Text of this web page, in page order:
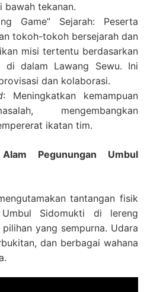
bawah tekanan.
Game” Sejarah: Peserta
tokoh-tokoh bersejarah dan
misi tertentu berdasarkan
di dalam Lawang Sewu. Ini
dan kolaborasi.
: Meningkatkan kemampuan
mengembangkan
ikatan tim.
Pegunungan Umbul
tantangan fisik
Sidomukti di lereng
yang sempurna. Udara
dan berbagai wahana